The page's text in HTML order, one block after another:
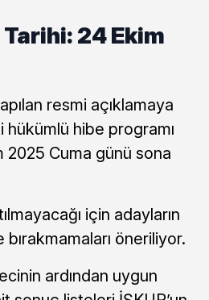
24 Ekim
resmi açıklamaya
hibe programı
2025 Cuma günü sona
için adayların
öneriliyor.
ardından uygun